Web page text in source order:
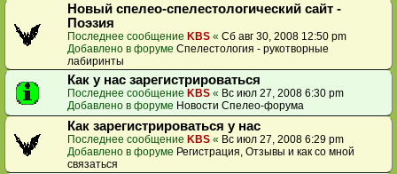
Новый спелео-спелестологический сайт -
Поэзия
Последнее сообщение KBS « Сб авг 30, 2008 12:50 pm
Добавлено в форуме Спелестология - рукотворные
лабиринты
Как у нас зарегистрироваться
Последнее сообщение KBS « Вс июл 27, 2008 6:30 pm
Добавлено в форуме Новости Спелео-форума
Как зарегистрироваться у нас
Последнее сообщение KBS « Вс июл 27, 2008 6:29 pm
Добавлено в форуме Регистрация, Отзывы и как со мной
связаться